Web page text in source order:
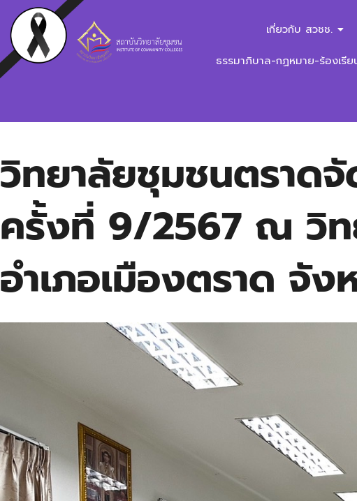
เกี่ยวกับ สวชช.
ธรรมาภิบาล-กฏหมาย-ร้องเรีย
วิทยาลัยชุมชนตราด
ครั้งที่ 9/2567 ณ วิท
อำเภอเมืองตราด จั